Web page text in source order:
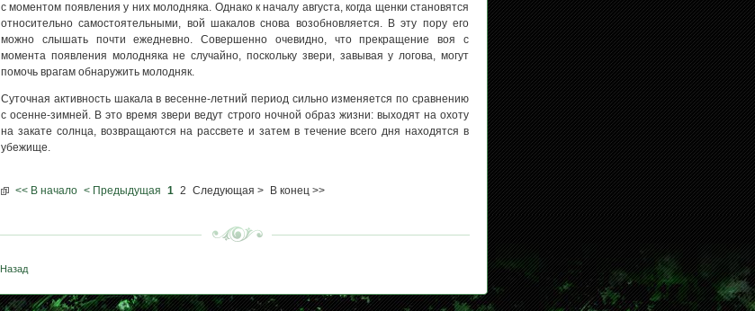
с моментом появления у них молодняка. Однако к началу августа, когда щенки становятся
относительно самостоятельными, вой шакалов снова возобновляется. В эту пору его
можно слышать почти ежедневно. Совершенно очевидно, что прекращение воя с
момента появления молодняка не случайно, поскольку звери, завывая у логова, могут
помочь врагам обнаружить молодняк.
Суточная активность шакала в весенне-летний период сильно изменяется по сравнению
с осенне-зимней. В это время звери ведут строго ночной образ жизни: выходят на охоту
на закате солнца, возвращаются на рассвете и затем в течение всего дня находятся в
убежище.
<< В начало < Предыдущая 1 2 Следующая > В конец >>
Назад